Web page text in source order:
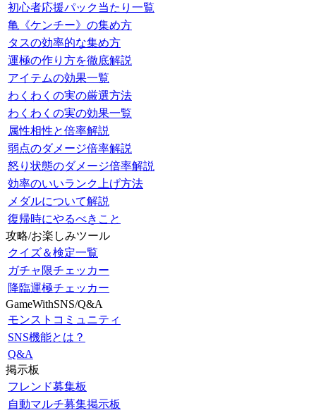
初心者応援パック当たり一覧
亀《ケンチー》の集め方
タスの効率的な集め方
運極の作り方を徹底解説
アイテムの効果一覧
わくわくの実の厳選方法
わくわくの実の効果一覧
属性相性と倍率解説
弱点のダメージ倍率解説
怒り状態のダメージ倍率解説
効率のいいランク上げ方法
メダルについて解説
復帰時にやるべきこと
攻略/お楽しみツール
クイズ＆検定一覧
ガチャ限チェッカー
降臨運極チェッカー
GameWithSNS/Q&A
モンストコミュニティ
SNS機能とは？
Q&A
掲示板
フレンド募集板
自動マルチ募集掲示板